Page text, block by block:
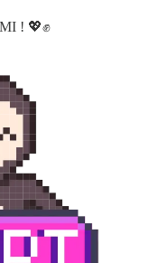
! 💖✊